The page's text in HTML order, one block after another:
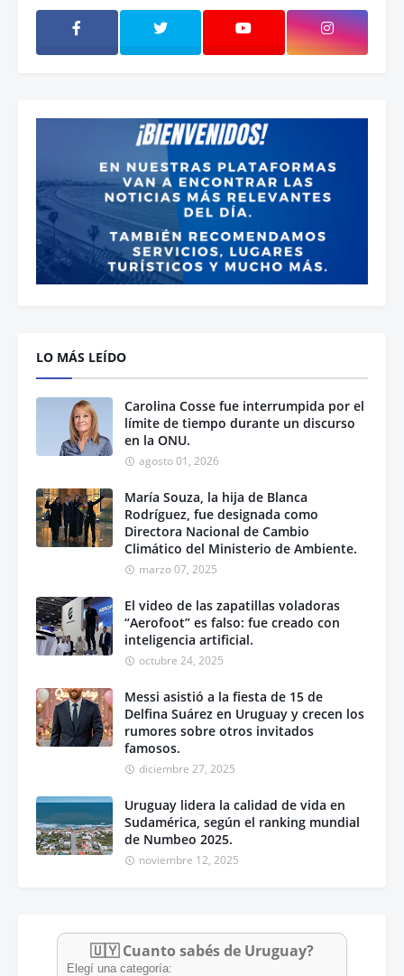
LO MÁS LEÍDO
Carolina Cosse fue interrumpida por el
límite de tiempo durante un discurso
en la ONU.
agosto 01, 2026
María Souza, la hija de Blanca
Rodríguez, fue designada como
Directora Nacional de Cambio
Climático del Ministerio de Ambiente.
marzo 07, 2025
El video de las zapatillas voladoras
“Aerofoot” es falso: fue creado con
inteligencia artificial.
octubre 24, 2025
Messi asistió a la fiesta de 15 de
Delfina Suárez en Uruguay y crecen los
rumores sobre otros invitados
famosos.
diciembre 27, 2025
Uruguay lidera la calidad de vida en
Sudamérica, según el ranking mundial
de Numbeo 2025.
noviembre 12, 2025
🇺🇾 Cuanto sabés de Uruguay?
Elegí una categoría: